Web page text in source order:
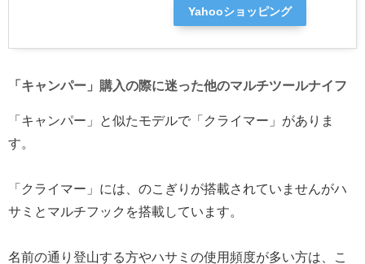
Yahooショッピング
「キャンパー」購入の際に迷った他のマルチツールナイフ
「キャンパー」と似たモデルで「クライマー」がありま
す。
「クライマー」には、のこぎりが搭載されていませんがハ
サミとマルチフックを搭載しています。
名前の通り登山する方やハサミの使用頻度が多い方は、こ